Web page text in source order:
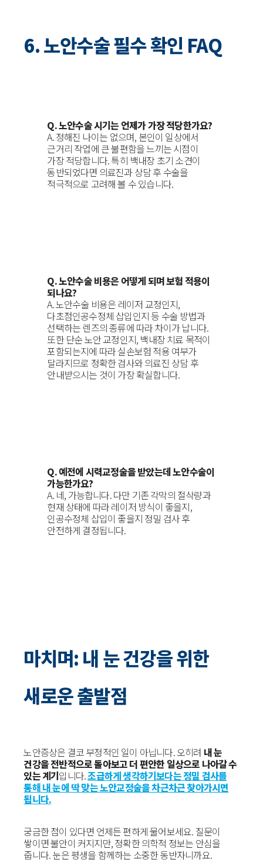
6. 노안수술 필수 확인 FAQ
Q. 노안수술 시기는 언제가 가장 적당한가요?
A. 정해진 나이는 없으며, 본인이 일상에서
근거리 작업에 큰 불편함을 느끼는 시점이
가장 적당합니다. 특히 백내장 초기 소견이
동반되었다면 의료진과 상담 후 수술을
적극적으로 고려해 볼 수 있습니다.
Q. 노안수술 비용은 어떻게 되며 보험 적용이
되나요?
A. 노안수술 비용은 레이저 교정인지,
다초점인공수정체 삽입인지 등 수술 방법과
선택하는 렌즈의 종류에 따라 차이가 납니다.
또한 단순 노안 교정인지, 백내장 치료 목적이
포함되는지에 따라 실손보험 적용 여부가
달라지므로 정확한 검사와 의료진 상담 후
안내받으시는 것이 가장 확실합니다.
Q. 예전에 시력교정술을 받았는데 노안수술이
가능한가요?
A. 네, 가능합니다. 다만 기존 각막의 절삭량과
현재 상태에 따라 레이저 방식이 좋을지,
인공수정체 삽입이 좋을지 정밀 검사 후
안전하게 결정됩니다.
마치며: 내 눈 건강을 위한
새로운 출발점
노안증상은 결코 부정적인 일이 아닙니다. 오히려 내 눈
건강을 전반적으로 돌아보고 더 편안한 일상으로 나아갈 수
있는 계기입니다.조급하게 생각하기보다는 정밀 검사를
통해 내 눈에 딱 맞는 노안교정술을 차근차근 찾아가시면
됩니다.
궁금한 점이 있다면 언제든 편하게 물어보세요. 질문이
쌓이면 불안이 커지지만, 정확한 의학적 정보는 안심을
줍니다. 눈은 평생을 함께하는 소중한 동반자니까요.